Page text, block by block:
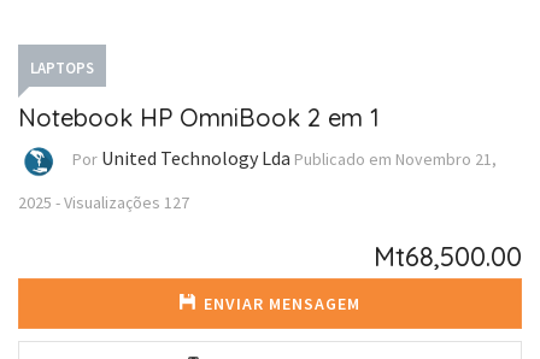
LAPTOPS
Notebook HP OmniBook 2 em 1
Por United Technology Lda Publicado em Novembro 21,
2025 -Visualizações 127
Mt68,500.00
ENVIAR MENSAGEM